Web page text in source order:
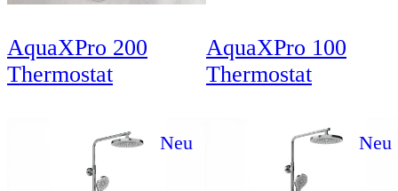
AquaXPro 200
Thermostat
AquaXPro 100
Thermostat
Neu Neu